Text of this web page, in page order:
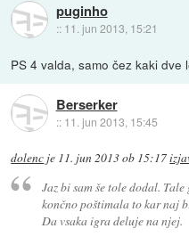
puginho
:: 11. jun 2013, 15:21
PS 4 valda, samo čez kaki dve
Berserker
:: 11. jun 2013, 15:45
dolenc je 11. jun 2013 ob 15:17
Jaz bi sam še tole dodal.
končno poštimala to kar naj
Da vsaka igra deluje na njej.